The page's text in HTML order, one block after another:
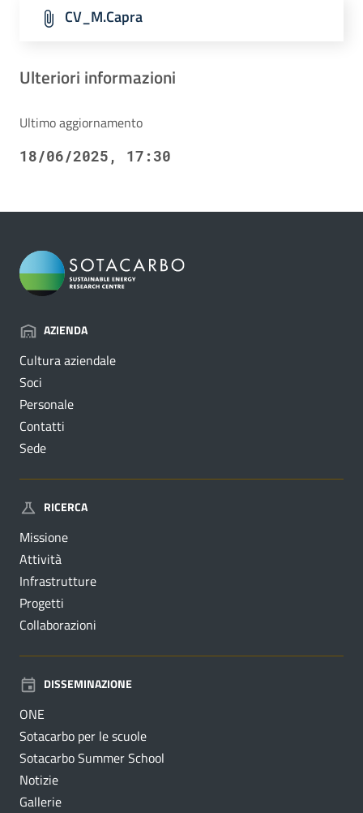
CV_M.Capra
Ulteriori informazioni
Ultimo aggiornamento
18/06/2025, 17:30
AZIENDA
Cultura aziendale
Soci
Personale
Contatti
Sede
RICERCA
Missione
Attività
Infrastrutture
Progetti
Collaborazioni
DISSEMINAZIONE
ONE
Sotacarbo per le scuole
Sotacarbo Summer School
Notizie
Gallerie